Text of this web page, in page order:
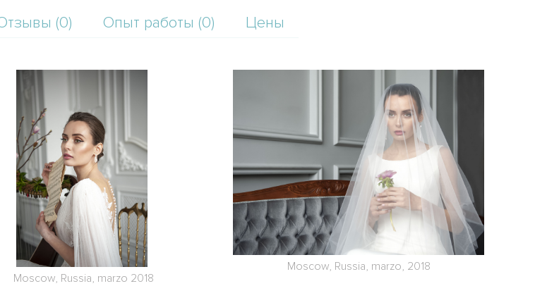
(0) Опыт работы (0) Цены
Moscow, Russia, marzo 2018
Moscow, Russia, marzo, 2018